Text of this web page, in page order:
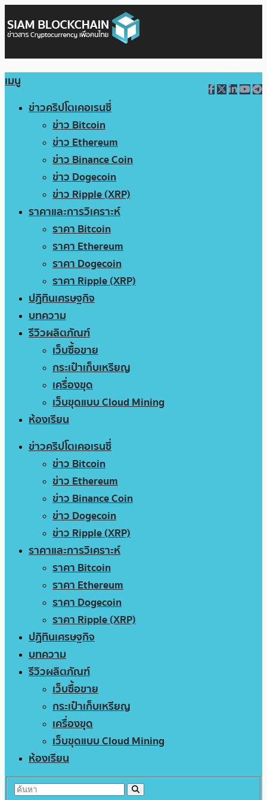
เมนู
ข่าวคริปโตเคอเรนซี่
ข่าว Bitcoin
ข่าว Ethereum
ข่าว Binance Coin
ข่าว Dogecoin
ข่าว Ripple (XRP)
ราคาและการวิเคราะห์
ราคา Bitcoin
ราคา Ethereum
ราคา Dogecoin
ราคา Ripple (XRP)
ปฏิทินเศรษฐกิจ
บทความ
รีวิวผลิตภัณฑ์
เว็บซื้อขาย
กระเป๋าเก็บเหรียญ
เครื่องขุด
เว็บขุดแบบ Cloud Mining
ห้องเรียน
ข่าวคริปโตเคอเรนซี่
ข่าว Bitcoin
ข่าว Ethereum
ข่าว Binance Coin
ข่าว Dogecoin
ข่าว Ripple (XRP)
ราคาและการวิเคราะห์
ราคา Bitcoin
ราคา Ethereum
ราคา Dogecoin
ราคา Ripple (XRP)
ปฏิทินเศรษฐกิจ
บทความ
รีวิวผลิตภัณฑ์
เว็บซื้อขาย
กระเป๋าเก็บเหรียญ
เครื่องขุด
เว็บขุดแบบ Cloud Mining
ห้องเรียน